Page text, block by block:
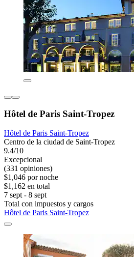
Hôtel de Paris Saint-Tropez
Hôtel de Paris Saint-Tropez
Centro de la ciudad de Saint-Tropez
9.4/10
Excepcional
(331 opiniones)
$1,046 por noche
$1,162 en total
7 sept - 8 sept
Total con impuestos y cargos
Hôtel de Paris Saint-Tropez